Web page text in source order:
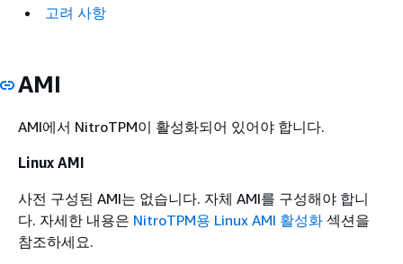
고려 사항
AMI
AMI에서 NitroTPM이 활성화되어 있어야 합니다.
Linux AMI
사전 구성된 AMI는 없습니다. 자체 AMI를 구성해야 합니
다. 자세한 내용은 NitroTPM용 Linux AMI 활성화 섹션을
참조하세요.